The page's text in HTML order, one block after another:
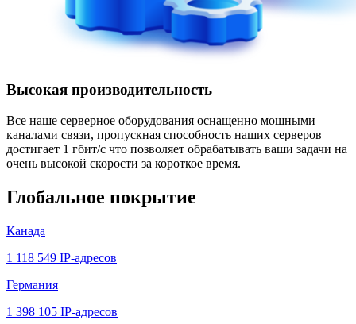
Высокая производительность
Все наше серверное оборудования оснащенно мощными
каналами связи, пропускная способность наших серверов
достигает 1 гбит/с что позволяет обрабатывать ваши задачи на
очень высокой скорости за короткое время.
Глобальное покрытие
Канада
1 118 549 IP-адресов
Германия
1 398 105 IP-адресов